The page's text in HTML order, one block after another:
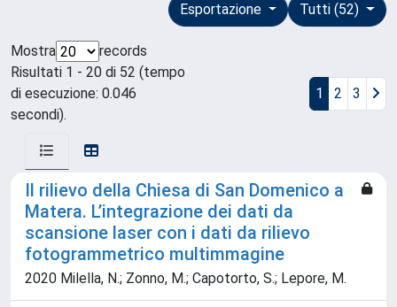
Tutti (52)
Esportazione
Mostra
records
Risultati 1 - 20 di 52 (tempo
di esecuzione: 0.046
secondi).
1 2 3
Il rilievo della Chiesa di San Domenico a
Matera. L’integrazione dei dati da
scansione laser con i dati da rilievo
fotogrammetrico multimmagine
2020 Milella, N.; Zonno, M.; Capotorto, S.; Lepore, M.